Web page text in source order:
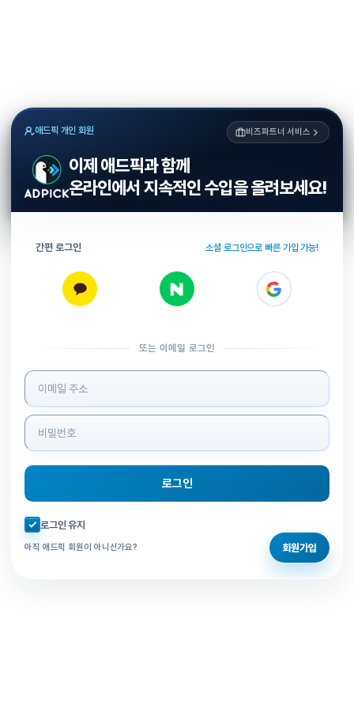
애드픽 개인 회원 비즈파트너 서비스
이제 애드픽과 함께
온라인에서 지속적인 수입을 올려보세요!
간편 로그인 소셜 로그인으로 빠른 가입 가능!
또는 이메일 로그인
로그인 정보 입력
로그인
자동로그인 체크
로그인 유지
아직 애드픽 회원이 아니신가요? 회원가입